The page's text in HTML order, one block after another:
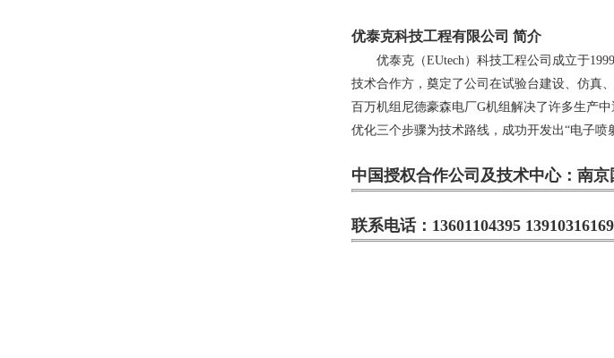
优泰克科技工程有限公司 简介
优泰克（EUtech）科技工程公司成立于
技术合作方，奠定了公司在试验台建设、仿真
百万机组尼德豪森电厂G机组解决了许多生产
优化三个步骤为技术路线，成功开发出“电子喷
中国授权合作公司及技术中心：南京
联系电话：13601104395 13910316169